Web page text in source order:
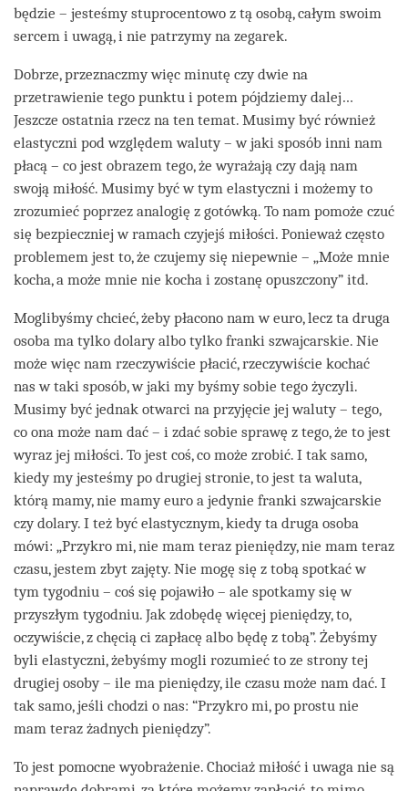
będzie – jesteśmy stuprocentowo z tą osobą, całym swoim
sercem i uwagą, i nie patrzymy na zegarek.
Dobrze, przeznaczmy więc minutę czy dwie na
przetrawienie tego punktu i potem pójdziemy dalej…
Jeszcze ostatnia rzecz na ten temat. Musimy być również
elastyczni pod względem waluty – w jaki sposób inni nam
płacą – co jest obrazem tego, że wyrażają czy dają nam
swoją miłość. Musimy być w tym elastyczni i możemy to
zrozumieć poprzez analogię z gotówką. To nam pomoże czuć
się bezpieczniej w ramach czyjejś miłości. Ponieważ często
problemem jest to, że czujemy się niepewnie – „Może mnie
kocha, a może mnie nie kocha i zostanę opuszczony” itd.
Moglibyśmy chcieć, żeby płacono nam w euro, lecz ta druga
osoba ma tylko dolary albo tylko franki szwajcarskie. Nie
może więc nam rzeczywiście płacić, rzeczywiście kochać
nas w taki sposób, w jaki my byśmy sobie tego życzyli.
Musimy być jednak otwarci na przyjęcie jej waluty – tego,
co ona może nam dać – i zdać sobie sprawę z tego, że to jest
wyraz jej miłości. To jest coś, co może zrobić. I tak samo,
kiedy my jesteśmy po drugiej stronie, to jest ta waluta,
którą mamy, nie mamy euro a jedynie franki szwajcarskie
czy dolary. I też być elastycznym, kiedy ta druga osoba
mówi: „Przykro mi, nie mam teraz pieniędzy, nie mam teraz
czasu, jestem zbyt zajęty. Nie mogę się z tobą spotkać w
tym tygodniu – coś się pojawiło – ale spotkamy się w
przyszłym tygodniu. Jak zdobędę więcej pieniędzy, to,
oczywiście, z chęcią ci zapłacę albo będę z tobą”. Żebyśmy
byli elastyczni, żebyśmy mogli rozumieć to ze strony tej
drugiej osoby – ile ma pieniędzy, ile czasu może nam dać. I
tak samo, jeśli chodzi o nas: “Przykro mi, po prostu nie
mam teraz żadnych pieniędzy”.
To jest pomocne wyobrażenie. Chociaż miłość i uwaga nie są